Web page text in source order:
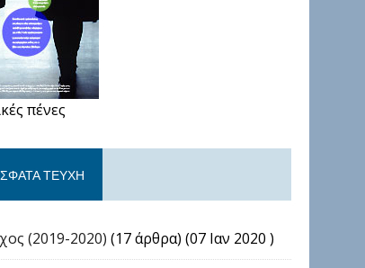
πένες
ΤΕΎΧΗ
(2019-2020) (17 άρθρα) (07 Ιαν 2020 )